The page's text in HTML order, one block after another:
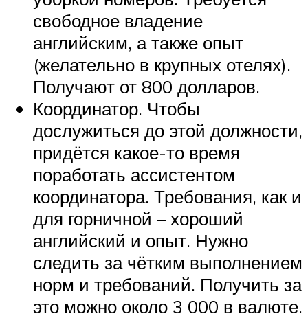
свободное владение
английским, а также опыт
(желательно в крупных отелях).
Получают от 800 долларов.
Координатор. Чтобы
дослужиться до этой должности,
придётся какое-то время
поработать ассистентом
координатора. Требования, как и
для горничной – хороший
английский и опыт. Нужно
следить за чётким выполнением
норм и требований. Получить за
это можно около 3 000 в валюте.